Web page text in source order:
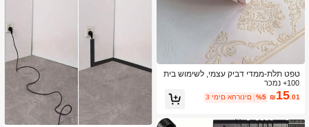
טפט תלת-ממדי דביק עצמי, לשימוש בית
י יוקרתי, ניתן להסרה, סגנון אמריקאי, לח
דר שינה, לסלון, עיטור קיר רקע לטלוויזיה,
מדבקה לשיפוץ רהיטים, מתנה לבית חד
100+ נמכר
₪15.01
%5 3 ימים אחרונים